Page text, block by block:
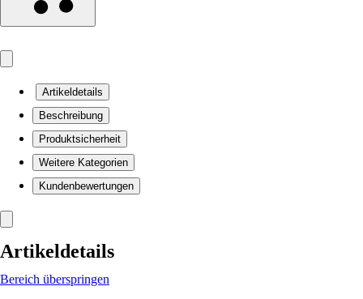
Artikeldetails
Beschreibung
Produktsicherheit
Weitere Kategorien
Kundenbewertungen
Artikeldetails
Bereich überspringen